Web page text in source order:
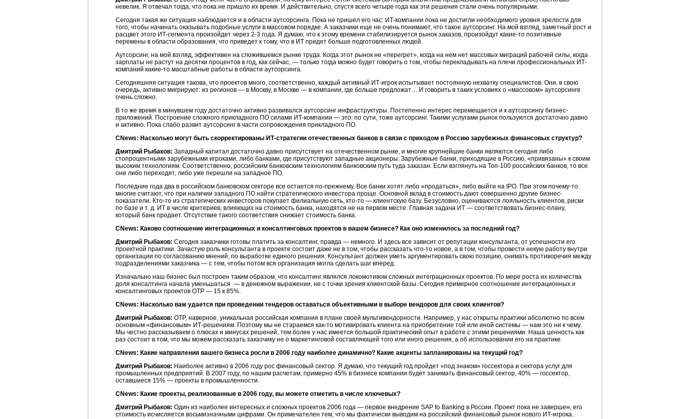
невелик. Я отвечал тогда, что пока не пришло их время. И действительно, спустя всего четыре года как эти решения стали очень популярными.
Сегодня такая же ситуация наблюдается и в области аутсорсинга. Пока не пришел его час: ИТ-компании пока не достигли необходимого уровня зрелости для
того, чтобы начинать оказывать подобные услуги в массовом порядке. А заказчики еще не очень понимают, что такое аутсорсинг. На мой взгляд, заметный рост и
расцвет этого ИТ-сегмента произойдет через 2-3 года. Я думаю, что к этому времени стабилизируется рынок заказов, произойдут какие-то позитивные
перемены в области образования, что приведет к тому, что в ИТ придет больше подготовленных людей.
Аутсорсинг, на мой взгляд, эффективен на сложившемся рынке труда. Когда этот рынок не «перегрет», когда на нем нет массовых миграций рабочей силы, когда
зарплаты не растут на десятки процентов в год, как сейчас, — только тогда можно будет говорить о том, чтобы перекладывать на плечи профессиональных ИТ-
компаний какие-то масштабные работы в области аутсорсинга.
Сегодняшняя ситуация такова, что проектов много, соответственно, каждый активный ИТ-игрок испытывает постоянную нехватку специалистов. Они, в свою
очередь, активно мигрируют: из регионов — в Москву, в Москве — в компании, где больше предложат… И говорить в таких условиях о «массовом» аутсорсинге
очень сложно.
В то же время в минувшем году достаточно активно развивался аутсорсинг инфраструктуры. Постепенно интерес перемещается и к аутсорсингу бизнес-
приложений. Построение сложного прикладного ПО силами ИТ-компании — это, по сути, тоже аутсорсинг. Такими услугами рынок пользуются достаточно давно
и активно. Пока слабо развит аутсорсинг в части сопровождения прикладного ПО.
CNews: Насколько могут быть скорректированы ИТ-стратегии отечественных банков в связи с приходом в Россию зарубежных финансовых структур?
Дмитрий Рыбаков: Западный капитал достаточно давно присутствует на отечественном рынке, и многие крупнейшие банки являются сегодня либо
стопроцентными зарубежными игроками, либо банками, где присутствуют западные акционеры. Зарубежные банки, приходящие в Россию, «привязаны» к своим
высоким технологиям. Соответственно, российским банковским технологиям банковским путь туда заказан. Если взглянуть на Топ-100 российских банков, то все
они либо переходят, либо уже перешли на западное ПО.
Последние года два в российском банковском секторе все остается по-прежнему. Все банки хотят либо «продаться», либо выйти на IPO. При этом почему-то
многие считают, что при наличии западного ПО найти стратегического инвестора проще. Основной вклад в стоимость дают совершенно другие бизнес-
показатели. Кто-то из стратегических инвесторов покупает филиальную сеть, кто-то — клиентскую базу. Безусловно, оцениваются лояльность клиентов, риски
по базе и т. д. ИТ в числе критериев, влияющих на стоимость банка, находятся не на первом месте. Главная задача ИТ — соответствовать бизнес-плану,
который банк продает. Отсутствие такого соответствия снижает стоимость банка.
CNews: Каково соотношение интеграционных и консалтинговых проектов в вашем бизнесе? Как оно изменилось за последний год?
Дмитрий Рыбаков: Сегодня заказчики готовы платить за консалтинг, правда — немного. И здесь все зависит от репутации консультанта, от успешности его
проектной практики. Зачастую роль консультанта в проекте состоит даже не в том, чтобы рассказать что-то новое, а в том, чтобы провести некую работу внутри
организации по согласованию мнений, по выработке единого решения. Консультант должен уметь аргументировать свою позицию, снимать противоречия между
подразделениями заказчика — с тем, чтобы потом вся организация могла сделать шаг вперед.
Изначально наш бизнес был построен таким образом, что консалтинг являлся локомотивом сложных интеграционных проектов. По мере роста их количества
доля консалтинга начала уменьшаться — в денежном выражении, не с точки зрения клиентской базы. Сегодня примерное соотношение интеграционных и
консалтинговых проектов ОТР — 15 к 85%.
CNews: Насколько вам удается при проведении тендеров оставаться объективными в выборе вендоров для своих клиентов?
Дмитрий Рыбаков: ОТР, наверное, уникальная российская компания в плане своей мультивендорности. Например, у нас открыты практики абсолютно по всем
основным «финансовым» ИТ-решениям. Поэтому мы не стараемся как-то мотивировать клиента на приобретение той или иной системы — нам это ни к чему.
Мы честно рассказываем о плюсах и минусах решений, тем более у нас имеется большой практический опыт в работе с этими решениями. Наша ценность как
раз состоит в том, что мы можем рассказать заказчику не о маркетинговой составляющей того или иного решения, а об использовании его на практике.
CNews: Какие направления вашего бизнеса росли в 2006 году наиболее динамично? Какие акценты запланированы на текущий год?
Дмитрий Рыбаков: Наиболее активно в 2006 году рос финансовый сектор. Я думаю, что текущий год пройдет «под знаком» госсектора и сектора услуг для
промышленных предприятий. В 2007 году, по нашим расчетам, примерно 45% в бизнесе компании будет занимать финансовый сектор, 40% — госсектор,
оставшиеся 15% — проекты в промышленности.
CNews: Какие проекты, реализованные в 2006 году, вы можете отметить в числе ключевых?
Дмитрий Рыбаков: Один из наиболее интересных и сложных проектов 2006 года — первое внедрение SAP fo Banking в России. Проект пока не завершен, его
стоимость исчисляется восьмизначными цифрами. Он примечателен тем, что мы фактически выводим на российский финансовый рынок нового ИТ-игрока.